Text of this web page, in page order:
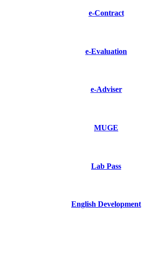
e-Contract
e-Evaluation
e-Adviser
MUGE
Lab Pass
English Development